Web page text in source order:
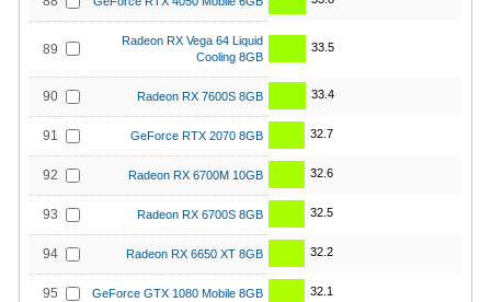
89
Radeon RX Vega 64 Liquid
Cooling 8GB
33.5
90 Radeon RX 7600S 8GB 33.4
91 GeForce RTX 2070 8GB 32.7
92 Radeon RX 6700M 10GB 32.6
93 Radeon RX 6700S 8GB 32.5
94 Radeon RX 6650 XT 8GB 32.2
95 GeForce GTX 1080 Mobile 8GB 32.1